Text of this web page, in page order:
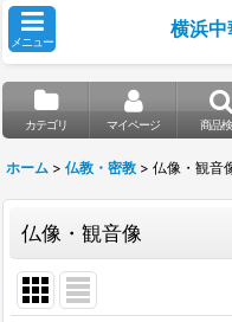
メニュー
横浜
カテゴリ マイページ 商品
ホーム > 仏教・密教 > 仏像・観音
仏像・観音像